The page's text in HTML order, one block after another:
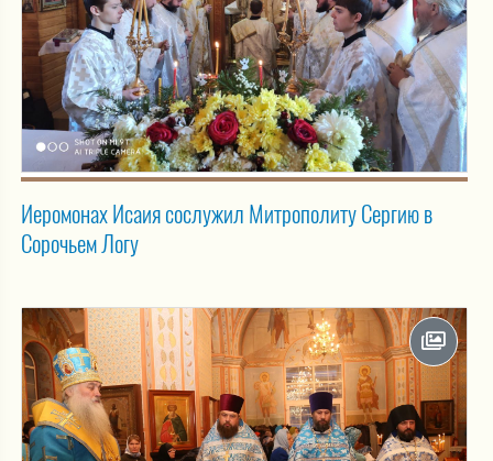
Иеромонах Исаия сослужил Митрополиту Сергию в
Сорочьем Логу